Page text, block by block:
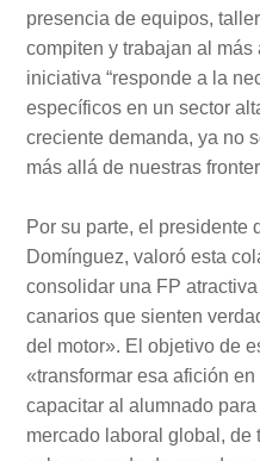
presencia de equipos,
compiten y trabajan al más
iniciativa “responde a la
específicos en un sector
creciente demanda, ya no
más allá de nuestras
Por su parte, el presidente
Domínguez, valoró esta
consolidar una FP
canarios que sienten
del motor». El objetivo de
«transformar esa afición
capacitar al alumnado
mercado laboral global, de